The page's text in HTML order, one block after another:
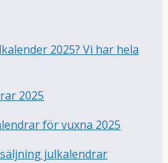
2025? Vi har hela
2025
för vuxna 2025
julkalendrar